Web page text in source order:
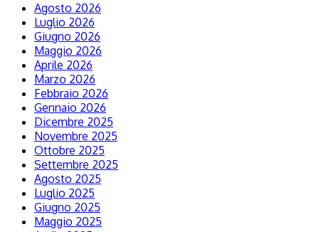
Agosto 2026
Luglio 2026
Giugno 2026
Maggio 2026
Aprile 2026
Marzo 2026
Febbraio 2026
Gennaio 2026
Dicembre 2025
Novembre 2025
Ottobre 2025
Settembre 2025
Agosto 2025
Luglio 2025
Giugno 2025
Maggio 2025